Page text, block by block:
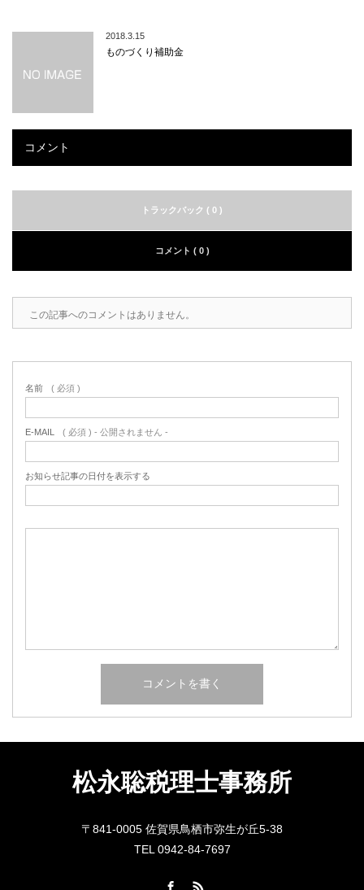
2018.3.15
ものづくり補助金
コメント
トラックバック ( 0 )
コメント ( 0 )
この記事へのコメントはありません。
名前 ( 必須 )
E-MAIL ( 必須 ) - 公開されません -
お知らせ記事の日付を表示する
松永聡税理士事務所
〒841-0005 佐賀県鳥栖市弥生が丘5-38
TEL 0942-84-7697